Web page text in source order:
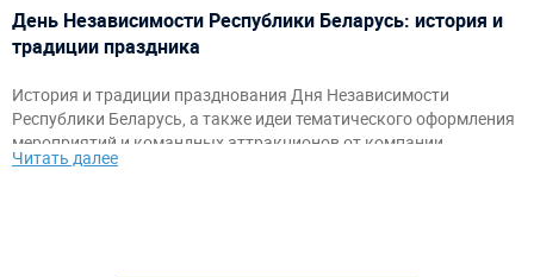
День Независимости Республики Беларусь: история и
традиции праздника
История и традиции празднования Дня Независимости
Республики Беларусь, а также идеи тематического оформления
мероприятий и командных аттракционов от компании
«АэроМир».
Читать далее